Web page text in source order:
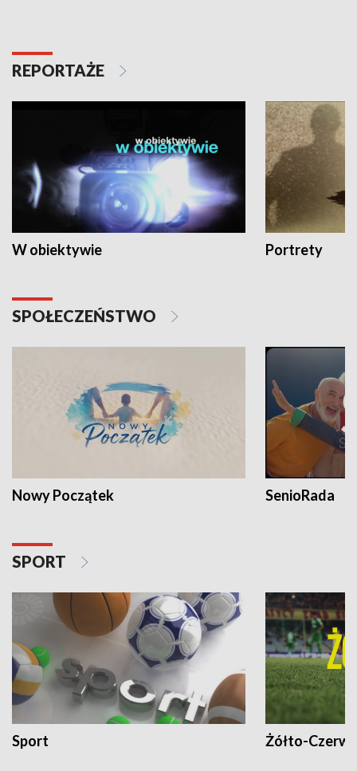
REPORTAŻE
W obiektywie Portrety
SPOŁECZEŃSTWO
Nowy Początek SenioRada
SPORT
Sport Żółto-